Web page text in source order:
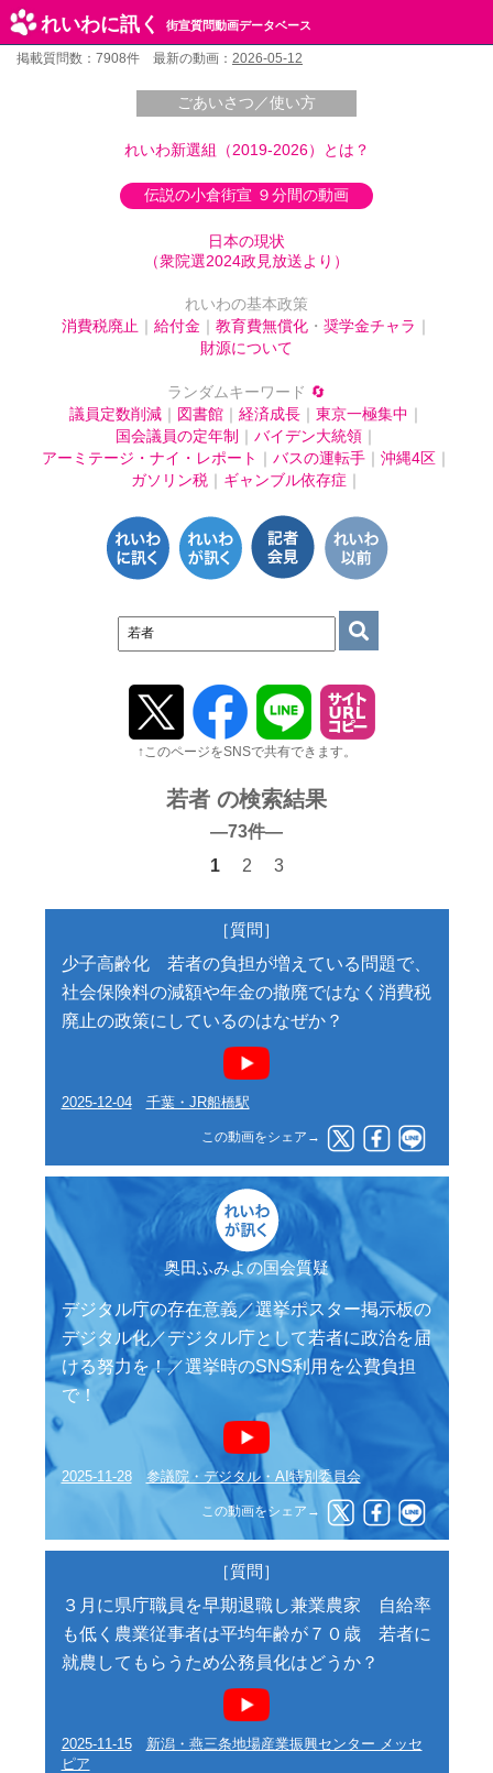
れいわに訊く 街宣質問動画データベース
掲載質問数：7908件 最新の動画： 2026-05-12
ごあいさつ／使い方
れいわ新選組（2019-2026）とは？
伝説の小倉街宣 ９分間の動画
日本の現状
（衆院選2024政見放送より）
れいわの基本政策
消費税廃止
給付金 教育費無償化 ・ 奨学金チャラ
財源について
ランダムキーワード 🔄
議員定数削減
図書館 経済成長 東京一極集中
国会議員の定年制
バイデン大統領
アーミテージ・ナイ・レポート
バスの運転手 沖縄4区
ガソリン税
ギャンブル依存症
↑このページをSNSで共有できます。
若者 の検索結果
―73件―
1
2 3
［質問］
少子高齢化 若者の負担が増えている問題で、
社会保険料の減額や年金の撤廃ではなく消費税
廃止の政策にしているのはなぜか？
2025-12-04 千葉・JR船橋駅
この動画をシェア→
奥田ふみよの国会質疑
デジタル庁の存在意義／選挙ポスター掲示板の
デジタル化／デジタル庁として若者に政治を届
ける努力を！／選挙時のSNS利用を公費負担
で！
2025-11-28 参議院・デジタル・AI特別委員会
この動画をシェア→
［質問］
３月に県庁職員を早期退職し兼業農家 自給率
も低く農業従事者は平均年齢が７０歳 若者に
就農してもらうため公務員化はどうか？
2025-11-15
新潟・燕三条地場産業振興センター メッセ
ピア